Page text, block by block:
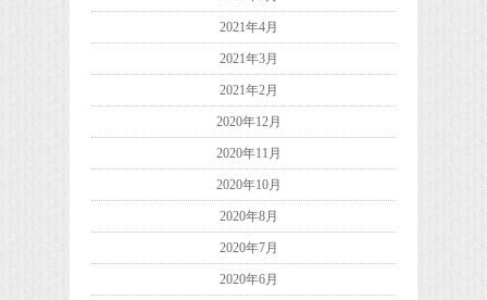
2021年4月
2021年3月
2021年2月
2020年12月
2020年11月
2020年10月
2020年8月
2020年7月
2020年6月